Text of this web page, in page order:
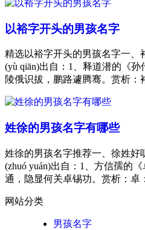
以裕字开头的男孩名字
精选以裕字开头的男孩名字一
(yù qiān)出自：1、释道潜的《
陵俄识拔，鹏路遽腾骞。赏析
姓徐的男孩名字有哪些
姓徐的男孩名字推荐一、徐姓
(zhuó yuán)出自：1、方信孺的
通，隐显何关卓锡功。赏析：
网站分类
男孩名字